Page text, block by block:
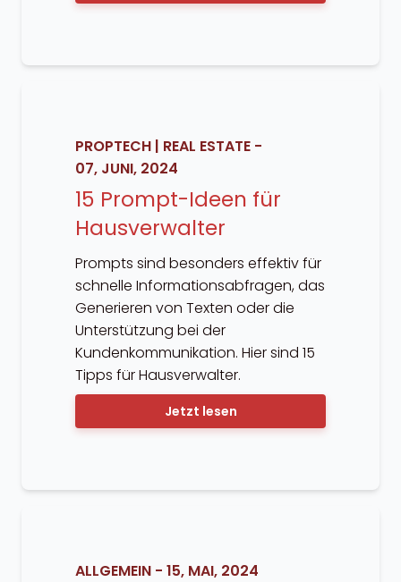
PROPTECH| REAL ESTATE-
07, JUNI, 2024
15 Prompt-Ideen für
Hausverwalter
Prompts sind besonders effektiv für
schnelle Informationsabfragen, das
Generieren von Texten oder die
Unterstützung bei der
Kundenkommunikation. Hier sind 15
Tipps für Hausverwalter.
Jetzt lesen
ALLGEMEIN- 15, MAI, 2024